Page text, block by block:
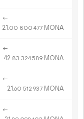
←
21.00 800 477 MONA
←
42.83 324589 MONA
←
21.60 512 937 MONA
←